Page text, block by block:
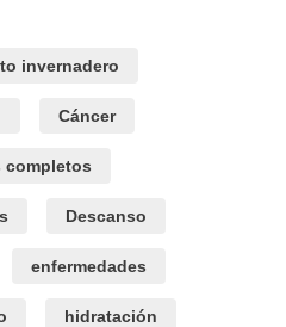
invernadero
Cáncer
completos
Descanso
enfermedades
hidratación